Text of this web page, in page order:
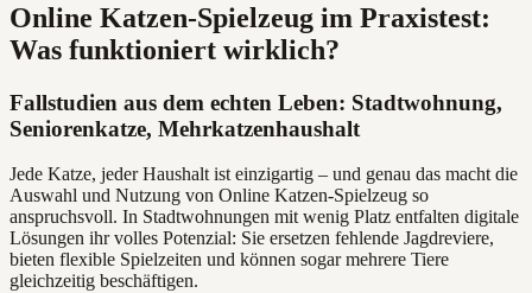
Online Katzen-Spielzeug im Praxistest:
Was funktioniert wirklich?
Fallstudien aus dem echten Leben: Stadtwohnung,
Seniorenkatze, Mehrkatzenhaushalt
Jede Katze, jeder Haushalt ist einzigartig – und genau das macht die
Auswahl und Nutzung von Online Katzen-Spielzeug so
anspruchsvoll. In Stadtwohnungen mit wenig Platz entfalten digitale
Lösungen ihr volles Potenzial: Sie ersetzen fehlende Jagdreviere,
bieten flexible Spielzeiten und können sogar mehrere Tiere
gleichzeitig beschäftigen.